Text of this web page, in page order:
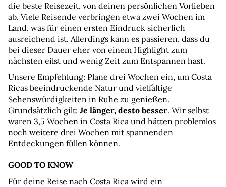
die beste Reisezeit, von deinen persönlichen Vorlieben
ab. Viele Reisende verbringen etwa zwei Wochen im
Land, was für einen ersten Eindruck sicherlich
ausreichend ist. Allerdings kann es passieren, dass du
bei dieser Dauer eher von einem Highlight zum
nächsten eilst und wenig Zeit zum Entspannen hast.
Unsere Empfehlung: Plane drei Wochen ein, um Costa
Ricas beeindruckende Natur und vielfältige
Sehenswürdigkeiten in Ruhe zu genießen.
Grundsätzlich gilt: Je länger, desto besser. Wir selbst
waren 3,5 Wochen in Costa Rica und hätten problemlos
noch weitere drei Wochen mit spannenden
Entdeckungen füllen können.
GOOD TO KNOW